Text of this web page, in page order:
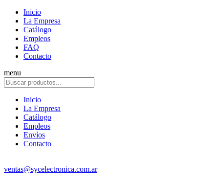
Inicio
La Empresa
Catálogo
Empleos
FAQ
Contacto
menu
Inicio
La Empresa
Catálogo
Empleos
Envíos
Contacto
ventas@sycelectronica.com.ar